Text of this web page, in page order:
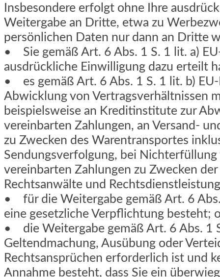
Insbesondere erfolgt ohne Ihre
Weitergabe an Dritte, etwa zu
persönlichen Daten nur dann an Dritte
• Sie gemäß Art. 6 Abs. 1 S. 1 lit. a)
ausdrückliche Einwilligung dazu erteilt
• es gemäß Art. 6 Abs. 1 S. 1 lit. b)
Abwicklung von Vertragsverhältnissen
beispielsweise an Kreditinstitute zur
vereinbarten Zahlungen, an Versand-
zu Zwecken des Warentransportes
Sendungsverfolgung, bei
vereinbarten Zahlungen zu Zwecken
Rechtsanwälte und
• für die Weitergabe gemäß Art. 6
eine gesetzliche Verpflichtung besteht;
• die Weitergabe gemäß Art. 6 Abs. 1
Geltendmachung, Ausübung oder
Rechtsansprüchen erforderlich ist und
Annahme besteht, dass Sie ein